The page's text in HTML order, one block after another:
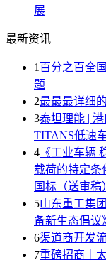
展
最新资讯
1 百分之百全
题
2最最最详细
3泰坦理能 | 港
TITANS低速
4 《工业车辆
载荷的特定条
国标（送审
5山东重工集
备新生态倡议
6渠道商开发
7重磅招商｜